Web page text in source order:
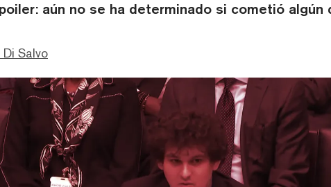
aún no se ha determinado si cometió algún
Di Salvo